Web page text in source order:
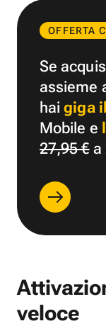
OFFERTA
Se
assieme
haigiga
Mobile e
27,95 €a
veloce